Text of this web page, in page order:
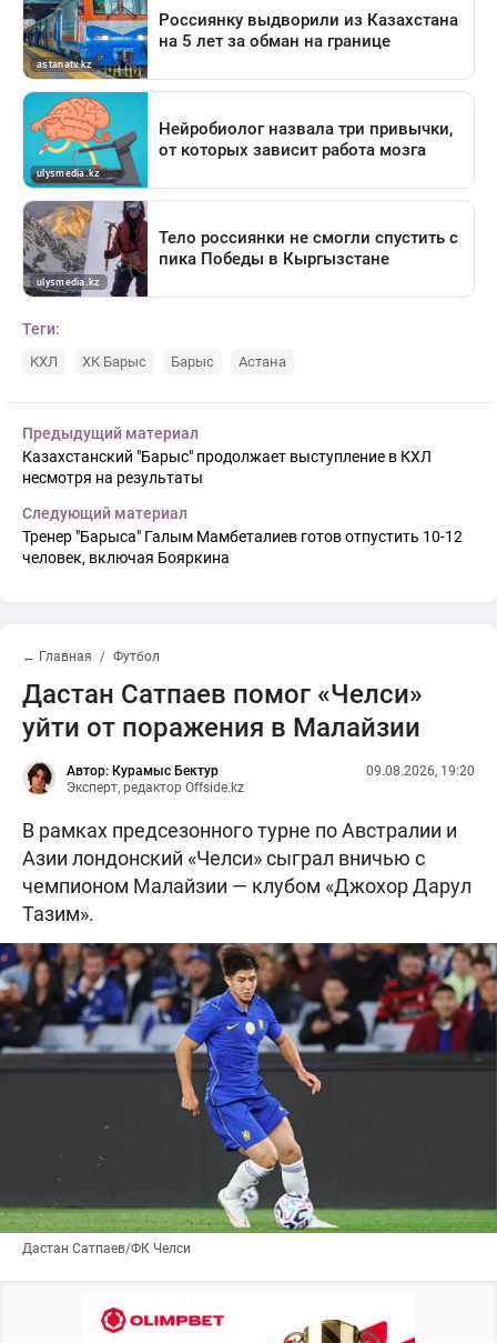
Теги:
КХЛ ХК Барыс Барыс Астана
Предыдущий материал
Казахстанский "Барыс" продолжает выступление в КХЛ
несмотря на результаты
Следующий материал
Тренер "Барыса" Галым Мамбеталиев готов отпустить 10-12
человек, включая Бояркина
← Главная Футбол
Дастан Сатпаев помог «Челси»
уйти от поражения в Малайзии
Автор: Курамыс Бектур
Эксперт, редактор Offside.kz
09.08.2026, 19:20
В рамках предсезонного турне по Австралии и
Азии лондонский «Челси» сыграл вничью с
чемпионом Малайзии — клубом «Джохор Дарул
Тазим».
Дастан Сатпаев/ФК Челси